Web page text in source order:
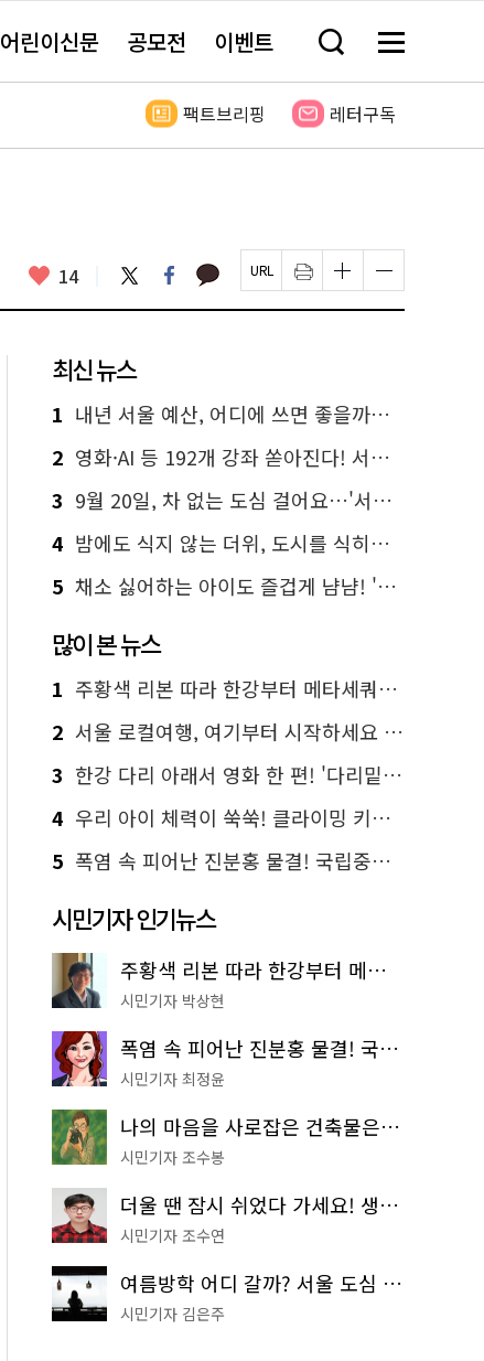
어린이신문 공모전 이벤트 검
창
기
메
전
보
팩트브리핑 레터구독
좋
요
14 트
위
터
페
이
스
카
카 페
이
지
인
쇄
하
글
자
크
하
기
글
자
크
하
최신 뉴스
1 내년 서울 예산, 어디에 쓰면 좋을까요? 온라인 투표
2 영화·AI 등 192개 강좌 쏟아진다! 서울시민대학 선착순 신청
3 9월 20일, 차 없는 도심 걸어요…'서울 걷자 페스티벌' 선착순 5천명
4 밤에도 식지 않는 더위, 도시를 식히는 시원한 해법은?
5 채소 싫어하는 아이도 즐겁게 냠냠! '찾아가는 서울시 식생활 교육' 현장
많이 본 뉴스
1 주황색 리본 따라 한강부터 메타세쿼이아 숲길까지…서울둘레길 15코스
2 서울 로컬여행, 여기부터 시작하세요 '서울에디션25'
3 한강 다리 아래서 영화 한 편! '다리밑 영화관' 무료 상영
4 우리 아이 체력이 쑥쑥! 클라이밍 키즈카페·어린이 체력장
5 폭염 속 피어난 진분홍 물결! 국립중앙박물관 배롱나무 명소
시민기자 인기뉴스
주황색 리본 따라 한강부터 메타세쿼이아 숲길까지…서울둘레길 15코스
시민기자 박상현
폭염 속 피어난 진분홍 물결! 국립중앙박물관 배롱나무 명소
시민기자 최정윤
나의 마음을 사로잡은 건축물은? '서울시 건축상' 수상작 공개!
시민기자 조수봉
더울 땐 잠시 쉬었다 가세요! 생수 냉장고부터 해피소·무더위쉼터까지
시민기자 조수연
여름방학 어디 갈까? 서울 도심 무료 실내 여행 코스 추천
시민기자 김은주